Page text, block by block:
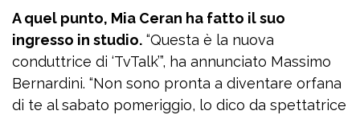
A quel punto, Mia Ceran ha fatto il suo
ingresso in studio. “Questa è la nuova
conduttrice di ‘TvTalk’”, ha annunciato Massimo
Bernardini. “Non sono pronta a diventare orfana
di te al sabato pomeriggio, lo dico da spettatrice